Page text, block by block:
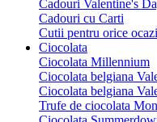
Cadouri Valentine's
Cadouri cu Carti
Cutii pentru orice
Ciocolata
Ciocolata Millennium
Ciocolata belgiana
Ciocolata belgiana
Trufe de ciocolata